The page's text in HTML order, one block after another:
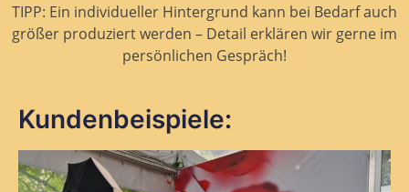
TIPP: Ein individueller Hintergrund kann bei Bedarf auch
größer produziert werden – Detail erklären wir gerne im
persönlichen Gespräch!
Kundenbeispiele: